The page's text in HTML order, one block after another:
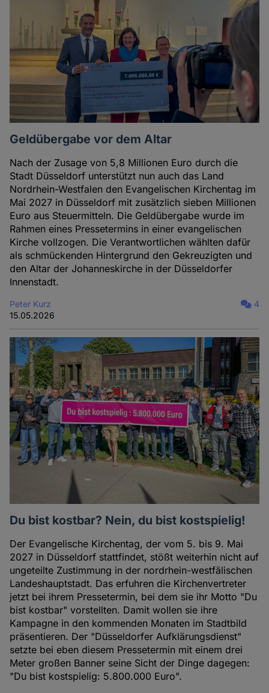
Geldübergabe vor dem Altar
Nach der Zusage von 5,8 Millionen Euro durch die
Stadt Düsseldorf unterstützt nun auch das Land
Nordrhein-Westfalen den Evangelischen Kirchentag im
Mai 2027 in Düsseldorf mit zusätzlich sieben Millionen
Euro aus Steuermitteln. Die Geldübergabe wurde im
Rahmen eines Pressetermins in einer evangelischen
Kirche vollzogen. Die Verantwortlichen wählten dafür
als schmückenden Hintergrund den Gekreuzigten und
den Altar der Johanneskirche in der Düsseldorfer
Innenstadt.
Peter Kurz
15.05.2026
4
Du bist kostbar? Nein, du bist kostspielig!
Der Evangelische Kirchentag, der vom 5. bis 9. Mai
2027 in Düsseldorf stattfindet, stößt weiterhin nicht auf
ungeteilte Zustimmung in der nordrhein-westfälischen
Landeshauptstadt. Das erfuhren die Kirchenvertreter
jetzt bei ihrem Pressetermin, bei dem sie ihr Motto "Du
bist kostbar" vorstellten. Damit wollen sie ihre
Kampagne in den kommenden Monaten im Stadtbild
präsentieren. Der "Düsseldorfer Aufklärungsdienst"
setzte bei eben diesem Pressetermin mit einem drei
Meter großen Banner seine Sicht der Dinge dagegen:
"Du bist kostspielig: 5.800.000 Euro".